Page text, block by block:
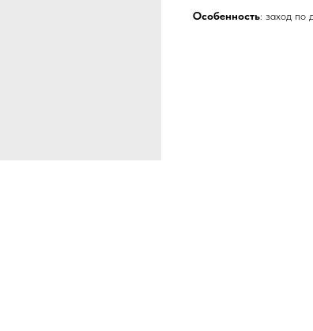
Особенность: заход по